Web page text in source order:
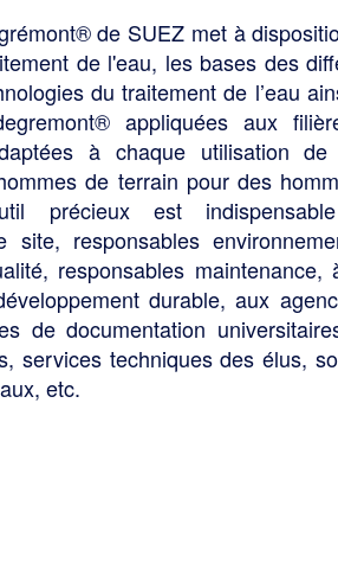
de SUEZ met à
de l'eau, les bases des
du traitement de l’eau
appliquées aux
à chaque utilisation de
de terrain pour des
précieux est
site, responsables
responsables maintenance,
durable, aux
de documentation
services techniques des élus,
etc.